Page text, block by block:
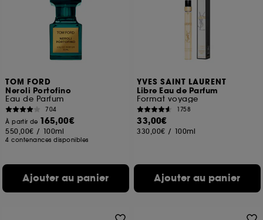
TOM FORD
Neroli Portofino
Eau de Parfum
704
À partir de 165,00€
550,00€ / 100ml
4 contenances disponibles
Ajouter au panier
YVES SAINT LAURENT
Libre Eau de Parfum
Format voyage
1758
33,00€
330,00€ / 100ml
Ajouter au panier